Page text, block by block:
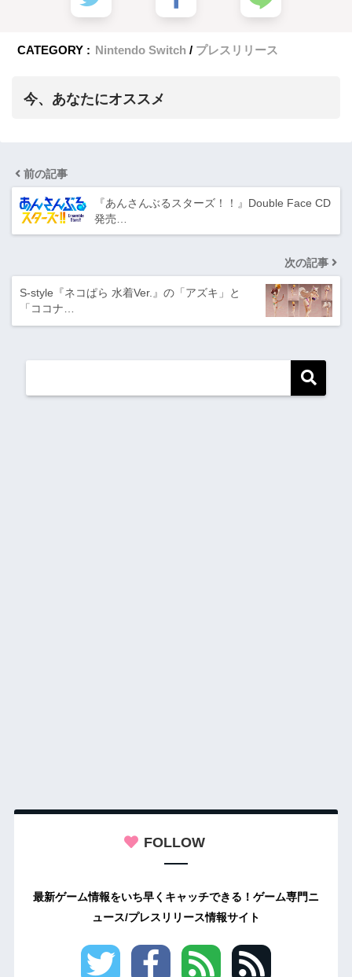
CATEGORY : Nintendo Switch プレスリリース
今、あなたにオススメ
前の記事
『あんさんぶるスターズ！！』Double Face CD
発売…
次の記事
S-style『ネコぱら 水着Ver.』の「アズキ」と
「ココナ…
FOLLOW
最新ゲーム情報をいち早くキャッチできる！ゲーム専門ニ
ュース/プレスリリース情報サイト